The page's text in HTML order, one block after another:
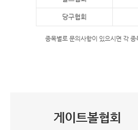
당구협회
종목별로 문의사항이 있으시면 각
게이트볼협회